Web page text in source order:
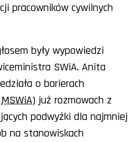
pracowników cywilnych
były wypowiedzi
SWiA. Anita
o barierach
MSWiA) już rozmowach z
podwyżki dla najmniej
na stanowiskach